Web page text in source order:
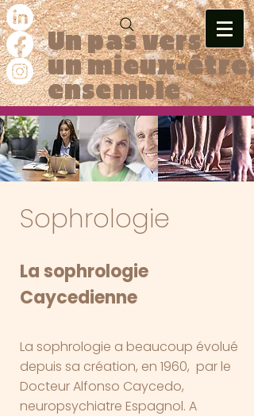
Un pas vers
un mieux-être,
ensemble
Sophrologie
La sophrologie
Caycedienne
La sophrologie a beaucoup évolué
depuis sa création, en 1960, par le
Docteur Alfonso Caycedo,
neuropsychiatre Espagnol. A